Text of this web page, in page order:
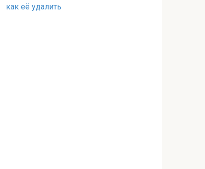
как её удалить